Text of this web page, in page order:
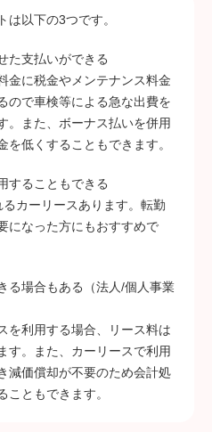
は以下の3つです。
た支払いができる
金に税金やメンテナンス料金
ので車検等による急な出費を
。また、ボーナス払いを併用
を低くすることもできます。
することもできる
カーリースあります。転勤
になった方にもおすすめで
る場合もある（法人/個人事業
を利用する場合、リース料は
す。また、カーリースで利用
減価償却が不要のため会計処
こともできます。